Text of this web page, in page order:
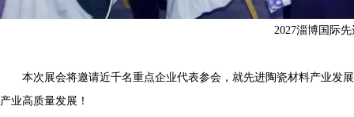
2027淄博国际
本次展会将邀请近千名重点企业代表参会，就先进陶瓷材料产业发
产业高质量发展！